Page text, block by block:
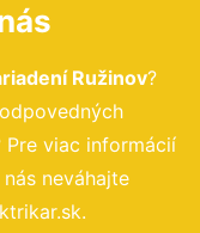
Ružinov?
viac informácií
neváhajte